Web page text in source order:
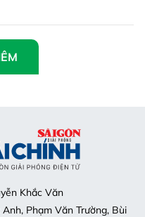
Khắc Văn
Phạm Văn Trường, Bùi